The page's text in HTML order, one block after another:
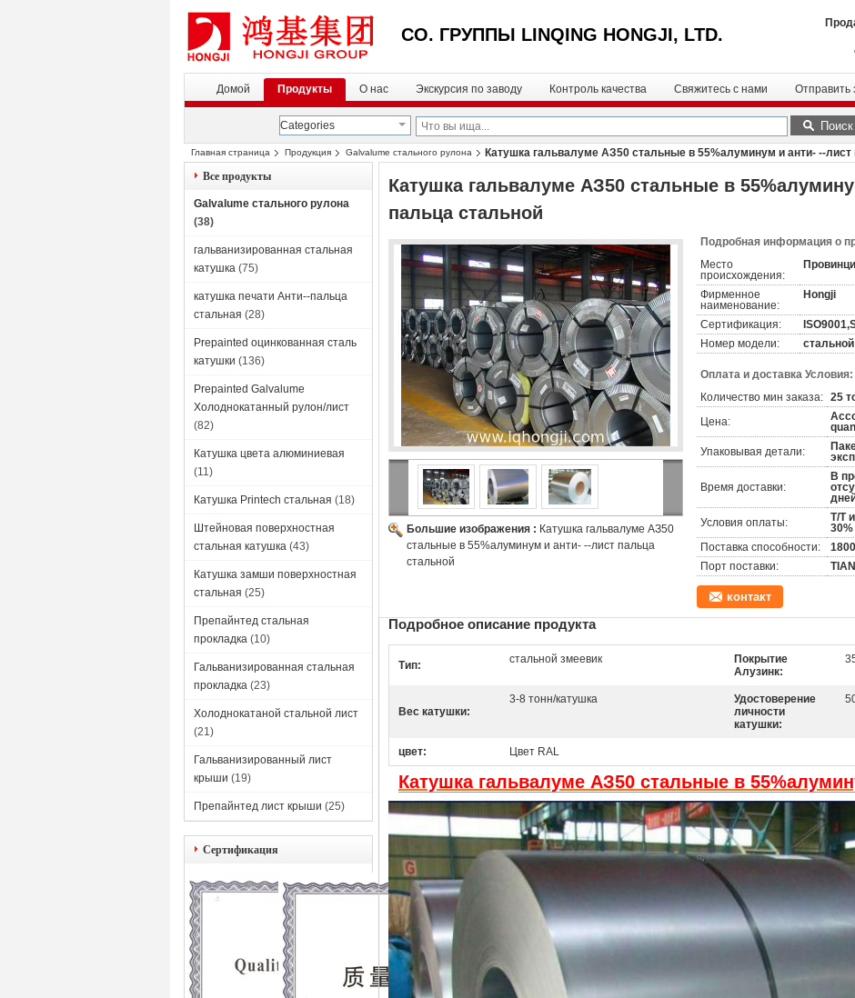
CO. ГРУППЫ LINQING HONGJI, LTD.
Домой Продукты О нас Экскурсия по заводу Контроль качества Свяжитесь с нами Отправить
Categories Поиск
Главная страница Продукция Galvalume стального рулона
Катушка гальвалуме АЗ50 стальные в 55%алуминум и анти- --лист
Все продукты
Galvalume стального рулона
(38)
гальванизированная стальная
катушка (75)
катушка печати Анти--пальца
стальная (28)
Prepainted оцинкованная сталь
катушки (136)
Prepainted Galvalume
Холоднокатанный рулон/лист
(82)
Катушка цвета алюминиевая
(11)
Катушка Printech стальная (18)
Штейновая поверхностная
стальная катушка (43)
Катушка замши поверхностная
стальная (25)
Препайнтед стальная
прокладка (10)
Гальванизированная стальная
прокладка (23)
Холоднокатаной стальной лист
(21)
Гальванизированный лист
крыши (19)
Препайнтед лист крыши (25)
Сертификация
Катушка гальвалуме АЗ50 стальные в
пальца стальной
Большие изображения : Катушка гальвалуме АЗ50
стальные в 55%алуминум и анти- --лист пальца
стальной
Подробная информация о
Место
происхождения:
Фирменное
наименование:
Hongji
Сертификация:
Номер модели:
Оплата и доставка Условия:
Количество мин заказа: 25
Цена:
Упаковывая детали:
Время доставки:
В
Условия оплаты:
T/T
Поставка способности:
Порт поставки:
контакт
Подробное описание продукта
Тип: стальной змеевик
Покрытие
Алузинк:
Вес катушки:
3-8 тонн/катушка
Удостоверение
личности
катушки:
цвет: Цвет RAL
Катушка гальвалуме АЗ50 стальные в